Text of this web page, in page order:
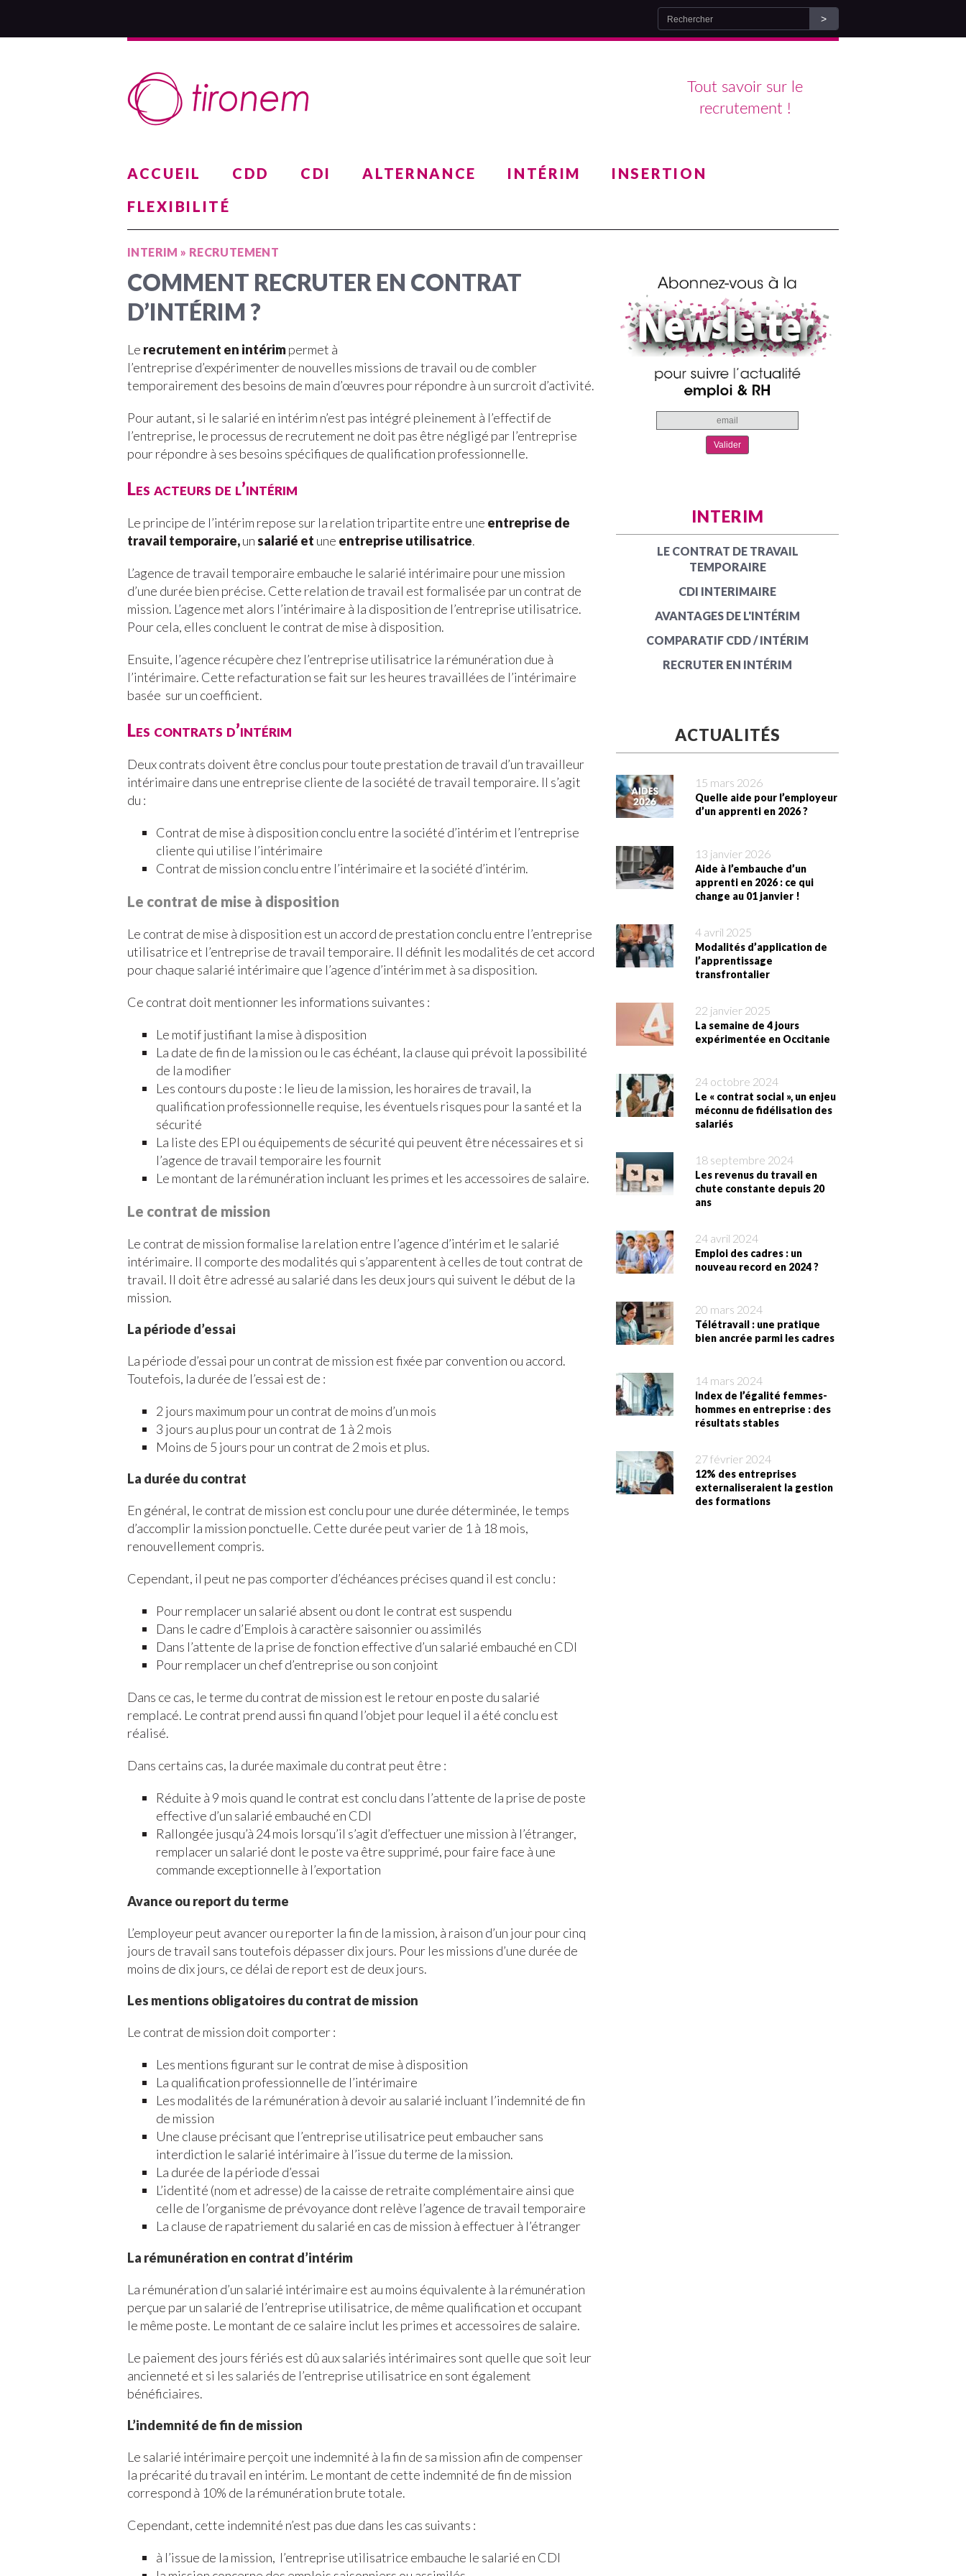
Tout savoir sur le
recrutement !
ACCUEIL CDD CDI ALTERNANCE INTÉRIM
INSERTION
FLEXIBILITÉ
INTERIM » RECRUTEMENT
COMMENT RECRUTER EN CONTRAT
D’INTÉRIM ?
Le recrutement en intérimpermet à
l’entreprise d’expérimenter de nouvelles missions de travail ou de combler
temporairement des besoins de main d’œuvres pour répondre à un surcroit d’activité.
Pour autant, si le salarié en intérim n’est pas intégré pleinement à l’effectif de
l’entreprise, le processus de recrutement ne doit pas être négligé par l’entreprise
pour répondre à ses besoins spécifiques de qualification professionnelle.
Les acteurs de l’intérim
Le principe de l’intérim repose sur la relation tripartite entre une entreprise de
travail temporaire,unsalarié et une entreprise utilisatrice.
L’agence de travail temporaire embauche le salarié intérimaire pour une mission
d’une durée bien précise. Cette relation de travail est formalisée par un contrat de
mission. L’agence met alors l’intérimaire à la disposition de l’entreprise utilisatrice.
Pour cela, elles concluent le contrat de mise à disposition.
Ensuite, l’agence récupère chez l’entreprise utilisatrice la rémunération due à
l’intérimaire. Cette refacturation se fait sur les heures travaillées de l’intérimaire
basée sur un coefficient.
Les contrats d’intérim
Deux contrats doivent être conclus pour toute prestation de travail d’un travailleur
intérimaire dans une entreprise cliente de la société de travail temporaire. Il s’agit
du :
Contrat de mise à disposition conclu entre la société d’intérim et l’entreprise
cliente qui utilise l’intérimaire
Contrat de mission conclu entre l’intérimaire et la société d’intérim.
Le contrat de mise à disposition
Le contrat de mise à disposition est un accord de prestation conclu entre l’entreprise
utilisatrice et l’entreprise de travail temporaire. Il définit les modalités de cet accord
pour chaque salarié intérimaire que l’agence d’intérim met à sa disposition.
Ce contrat doit mentionner les informations suivantes :
Le motif justifiant la mise à disposition
La date de fin de la mission ou le cas échéant, la clause qui prévoit la possibilité
de la modifier
Les contours du poste : le lieu de la mission, les horaires de travail, la
qualification professionnelle requise, les éventuels risques pour la santé et la
sécurité
La liste des EPI ou équipements de sécurité qui peuvent être nécessaires et si
l’agence de travail temporaire les fournit
Le montant de la rémunération incluant les primes et les accessoires de salaire.
Le contrat de mission
Le contrat de mission formalise la relation entre l’agence d’intérim et le salarié
intérimaire. Il comporte des modalités qui s’apparentent à celles de tout contrat de
travail. Il doit être adressé au salarié dans les deux jours qui suivent le début de la
mission.
La période d’essai
La période d’essai pour un contrat de mission est fixée par convention ou accord.
Toutefois, la durée de l’essai est de :
2 jours maximum pour un contrat de moins d’un mois
3 jours au plus pour un contrat de 1 à 2 mois
Moins de 5 jours pour un contrat de 2 mois et plus.
La durée du contrat
En général, le contrat de mission est conclu pour une durée déterminée, le temps
d’accomplir la mission ponctuelle. Cette durée peut varier de 1 à 18 mois,
renouvellement compris.
Cependant, il peut ne pas comporter d’échéances précises quand il est conclu :
Pour remplacer un salarié absent ou dont le contrat est suspendu
Dans le cadre d’Emplois à caractère saisonnier ou assimilés
Dans l’attente de la prise de fonction effective d’un salarié embauché en CDI
Pour remplacer un chef d’entreprise ou son conjoint
Dans ce cas, le terme du contrat de mission est le retour en poste du salarié
remplacé. Le contrat prend aussi fin quand l’objet pour lequel il a été conclu est
réalisé.
Dans certains cas, la durée maximale du contrat peut être :
Réduite à 9 mois quand le contrat est conclu dans l’attente de la prise de poste
effective d’un salarié embauché en CDI
Rallongée jusqu’à 24 mois lorsqu’il s’agit d’effectuer une mission à l’étranger,
remplacer un salarié dont le poste va être supprimé, pour faire face à une
commande exceptionnelle à l’exportation
Avance ou report du terme
L’employeur peut avancer ou reporter la fin de la mission, à raison d’un jour pour cinq
jours de travail sans toutefois dépasser dix jours. Pour les missions d’une durée de
moins de dix jours, ce délai de report est de deux jours.
Les mentions obligatoires du contrat de mission
Le contrat de mission doit comporter :
Les mentions figurant sur le contrat de mise à disposition
La qualification professionnelle de l’intérimaire
Les modalités de la rémunération à devoir au salarié incluant l’indemnité de fin
de mission
Une clause précisant que l’entreprise utilisatrice peut embaucher sans
interdiction le salarié intérimaire à l’issue du terme de la mission.
La durée de la période d’essai
L’identité (nom et adresse) de la caisse de retraite complémentaire ainsi que
celle de l’organisme de prévoyance dont relève l’agence de travail temporaire
La clause de rapatriement du salarié en cas de mission à effectuer à l’étranger
La rémunération en contrat d’intérim
La rémunération d’un salarié intérimaire est au moins équivalente à la rémunération
perçue par un salarié de l’entreprise utilisatrice, de même qualification et occupant
le même poste. Le montant de ce salaire inclut les primes et accessoires de salaire.
Le paiement des jours fériés est dû aux salariés intérimaires sont quelle que soit leur
ancienneté et si les salariés de l’entreprise utilisatrice en sont également
bénéficiaires.
L’indemnité de fin de mission
Le salarié intérimaire perçoit une indemnité à la fin de sa mission afin de compenser
la précarité du travail en intérim. Le montant de cette indemnité de fin de mission
correspond à 10% de la rémunération brute totale.
Cependant, cette indemnité n’est pas due dans les cas suivants :
à l’issue de la mission, l’entreprise utilisatrice embauche le salarié en CDI
INTERIM
LE CONTRAT DE TRAVAIL
TEMPORAIRE
CDI INTERIMAIRE
AVANTAGES DE L'INTÉRIM
COMPARATIF CDD / INTÉRIM
RECRUTER EN INTÉRIM
ACTUALITÉS
15 mars 2026
Quelle aide pour l’employeur
d’un apprenti en 2026 ?
13 janvier 2026
Aide à l’embauche d’un
apprenti en 2026 : ce qui
change au 01 janvier !
4 avril 2025
Modalités d’application de
l’apprentissage
transfrontalier
22 janvier 2025
La semaine de 4 jours
expérimentée en Occitanie
24 octobre 2024
Le « contrat social », un enjeu
méconnu de fidélisation des
salariés
18 septembre 2024
Les revenus du travail en
chute constante depuis 20
ans
24 avril 2024
Emploi des cadres : un
nouveau record en 2024 ?
20 mars 2024
Télétravail : une pratique
bien ancrée parmi les cadres
14 mars 2024
Index de l’égalité femmes-
hommes en entreprise : des
résultats stables
27 février 2024
12% des entreprises
externaliseraient la gestion
des formations